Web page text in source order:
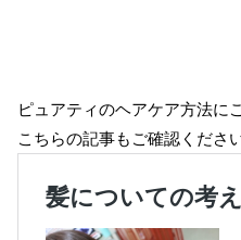
ピュアティのヘアケア方法に
こちらの記事もご確認くださ